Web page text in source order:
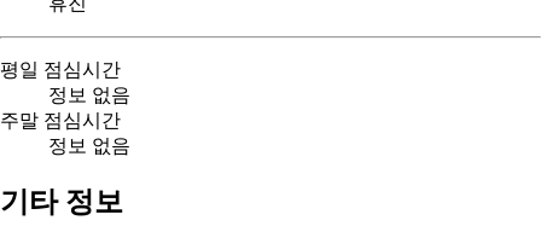
평일 점심시간
정보 없음
주말 점심시간
정보 없음
기타 정보